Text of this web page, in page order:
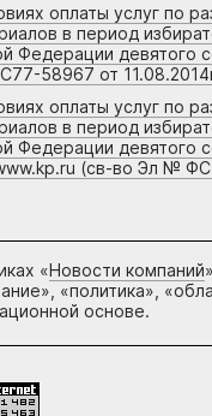
оплаты услуг по
в период
Федерации девятого
58967 от
оплаты услуг по
в период
Федерации девятого
(св-во Эл №
«Новости компаний
«политика»,
основе.